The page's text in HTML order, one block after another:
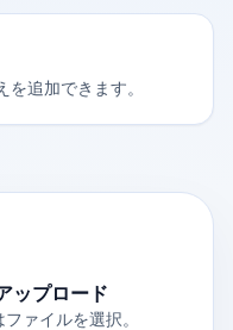
追加できます。
ップロード
ァイルを選択。